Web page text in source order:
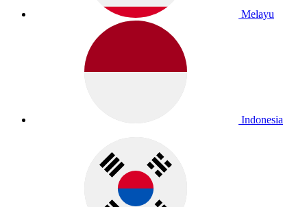
Melayu
Indonesia